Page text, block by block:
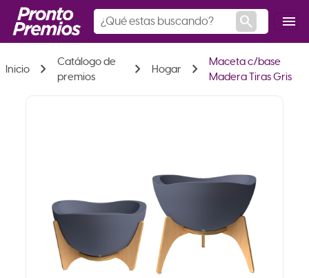
search menu
Inicio chevron_right
Catálogo de
premios
chevron_right Hogar chevron_right
Maceta c/base
Madera Tiras Gris